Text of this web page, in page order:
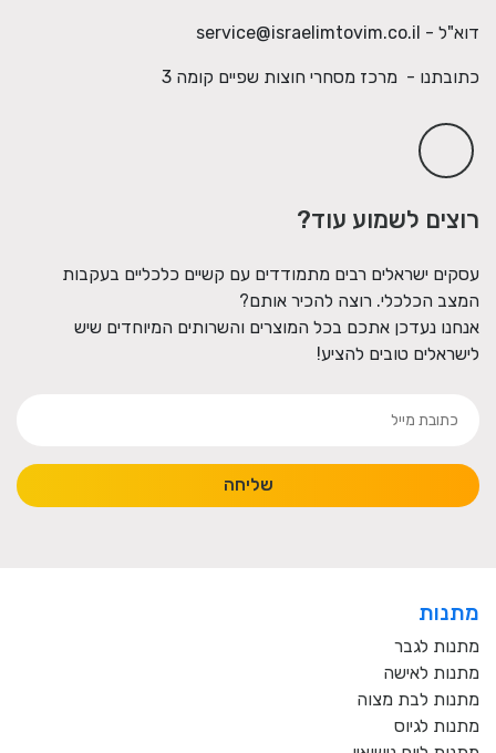
דוא"ל - service@israelimtovim.co.il
כתובתנו - מרכז מסחרי חוצות שפיים קומה 3
רוצים לשמוע עוד?
עסקים ישראלים רבים מתמודדים עם קשיים כלכליים בעקבות
המצב הכלכלי. רוצה להכיר אותם?
אנחנו נעדכן אתכם בכל המוצרים והשרותים המיוחדים שיש
לישראלים טובים להציע!
שליחה
מתנות
מתנות לגבר
מתנות לאישה
מתנות לבת מצוה
מתנות לגיוס